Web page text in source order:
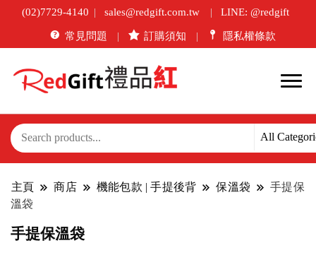
(02)7729-4140 sales@redgift.com.tw LINE: @redgift
常見問題 訂購須知 隱私權條款
主頁 商店 機能包款 | 手提後背 保溫袋
手提保
溫袋
手提保溫袋